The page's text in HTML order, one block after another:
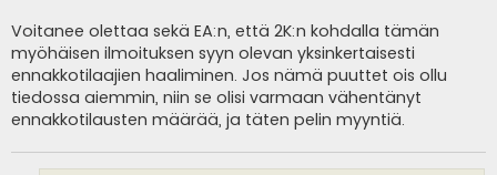
Voitanee olettaa sekä EA:n, että 2K:n kohdalla tämän
myöhäisen ilmoituksen syyn olevan yksinkertaisesti
ennakkotilaajien haaliminen. Jos nämä puuttet ois ollu
tiedossa aiemmin, niin se olisi varmaan vähentänyt
ennakkotilausten määrää, ja täten pelin myyntiä.